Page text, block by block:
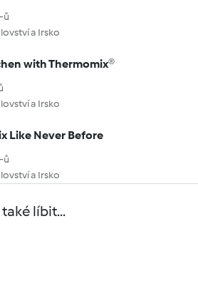
ů
a Irsko
with Thermomix®
a Irsko
Like Never Before
ů
a Irsko
líbit...